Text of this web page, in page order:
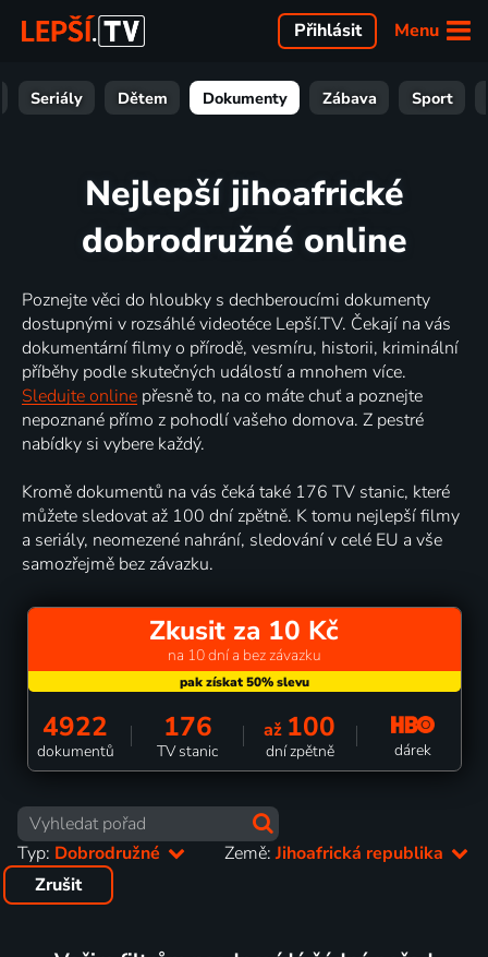
Menu
Přihlásit
Seriály Dětem Dokumenty Zábava Sport
Nejlepší jihoafrické
dobrodružné online
Poznejte věci do hloubky s dechberoucími dokumenty
dostupnými v rozsáhlé videotéce Lepší.TV. Čekají na vás
dokumentární filmy o přírodě, vesmíru, historii, kriminální
příběhy podle skutečných událostí a mnohem více.
Sledujte online přesně to, na co máte chuť a poznejte
nepoznané přímo z pohodlí vašeho domova. Z pestré
nabídky si vybere každý.
Kromě dokumentů na vás čeká také 176 TV stanic, které
můžete sledovat až 100 dní zpětně. K tomu nejlepší filmy
a seriály, neomezené nahrání, sledování v celé EU a vše
samozřejmě bez závazku.
Zkusit za 10 Kč
na 10 dní a bez závazku
4922
dokumentů
176
TV stanic
až 100
dní zpětně dárek
Typ: Dobrodružné Země:Jihoafrická republika
Zrušit